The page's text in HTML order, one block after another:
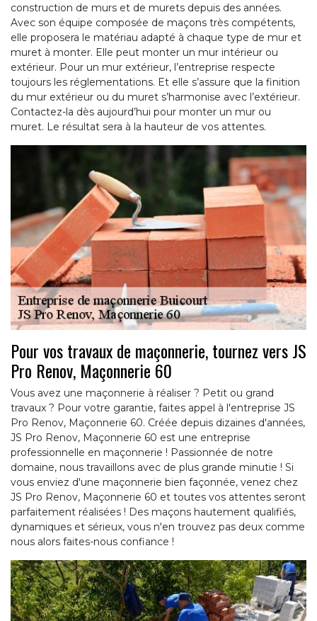
construction de murs et de murets depuis des années.
Avec son équipe composée de maçons très compétents,
elle proposera le matériau adapté à chaque type de mur et
muret à monter. Elle peut monter un mur intérieur ou
extérieur. Pour un mur extérieur, l’entreprise respecte
toujours les réglementations. Et elle s’assure que la finition
du mur extérieur ou du muret s’harmonise avec l’extérieur.
Contactez-la dès aujourd’hui pour monter un mur ou
muret. Le résultat sera à la hauteur de vos attentes.
Pour vos travaux de maçonnerie, tournez vers JS
Pro Renov, Maçonnerie 60
Vous avez une maçonnerie à réaliser ? Petit ou grand
travaux ? Pour votre garantie, faites appel à l'entreprise JS
Pro Renov, Maçonnerie 60. Créée depuis dizaines d'années,
JS Pro Renov, Maçonnerie 60 est une entreprise
professionnelle en maçonnerie ! Passionnée de notre
domaine, nous travaillons avec de plus grande minutie ! Si
vous enviez d'une maçonnerie bien façonnée, venez chez
JS Pro Renov, Maçonnerie 60 et toutes vos attentes seront
parfaitement réalisées ! Des maçons hautement qualifiés,
dynamiques et sérieux, vous n'en trouvez pas deux comme
nous alors faites-nous confiance !